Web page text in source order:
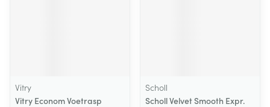
Vitry
Vitry Econom Voetrasp
Scholl
Scholl Velvet Smooth Expr.